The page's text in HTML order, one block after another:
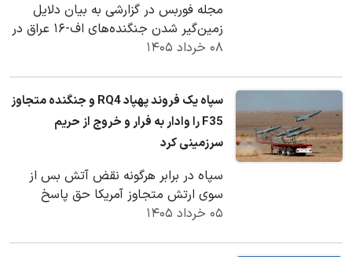
مجله فوربس در گزارشی به بیان دلایل
زمین‌گیر شدن جنگنده‌های اف-۱۶ عراق در
آشیانه‌هایشان و ناتوانی آن در دفاع در
۰۸ خرداد ۱۴۰۵
سپاه یک فروند پهپاد RQ4 و جنگنده متجاوز
F35 را وادار به فرار و خروج از حریم
سرزمینی کرد
سپاه در برابر هرگونه نقض آتش بس از
سوی ارتش متجاوز آمریکا حق پاسخ
متقابل را برای خود مشروع و قطعی می
۰۵ خرداد ۱۴۰۵